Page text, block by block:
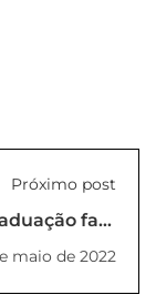
Próximo post
fará
de Bolsas
turmas na
São Paulo
maio de 2022